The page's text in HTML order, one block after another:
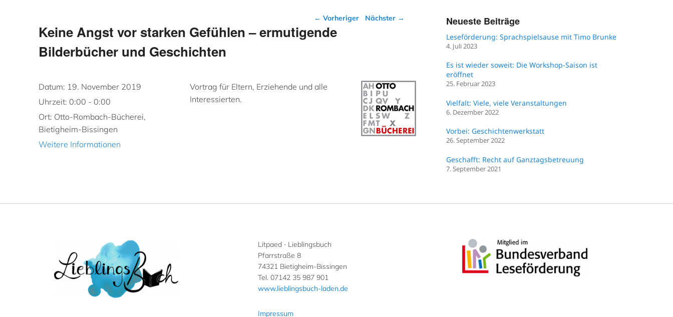
Beitragsnavigation
← Vorheriger Nächster →
Keine Angst vor starken Gefühlen – ermutigende
Bilderbücher und Geschichten
Datum: 19. November 2019
Uhrzeit: 0:00 - 0:00
Ort: Otto-Rombach-Bücherei,
Bietigheim-Bissingen
Weitere Informationen
Vortrag für Eltern, Erziehende und alle
Interessierten.
Neueste Beiträge
Leseförderung: Sprachspielsause mit Timo Brunke
4. Juli 2023
Es ist wieder soweit: Die Workshop-Saison ist
eröffnet
25. Februar 2023
Vielfalt: Viele, viele Veranstaltungen
6. Dezember 2022
Vorbei: Geschichtenwerkstatt
26. September 2022
Geschafft: Recht auf Ganztagsbetreuung
7. September 2021
Litpaed ∙ Lieblingsbuch
Pfarrstraße 8
74321 Bietigheim-Bissingen
Tel. 07142 35 987 901
www.lieblingsbuch-laden.de
Impressum